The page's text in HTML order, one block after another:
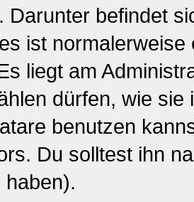
Darunter befindet
ist
liegt am
dürfen, wie
benutzen
Du solltest ihn
haben).